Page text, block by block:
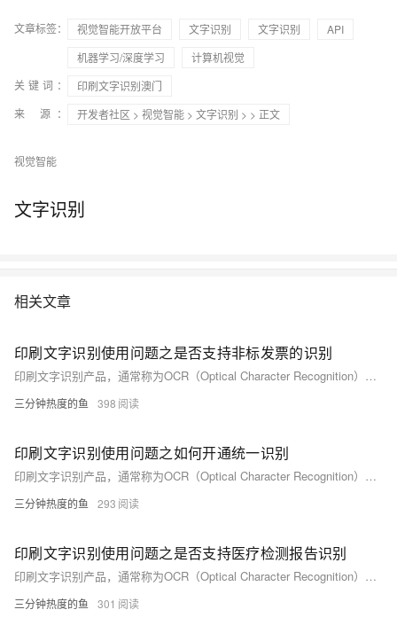
文章标签： 视觉智能开放平台 文字识别 文字识别
API
机器学习/深度学习
计算机视觉
关键词：
印刷文字识别澳门
来 源：
开发者社区 > 视觉智能 > 文字识别 > > 正文
视觉智能
文字识别
相关文章
印刷文字识别使用问题之是否支持非标发票的识别
印刷文字识别产品，通常称为OCR（Optical Character Recognition）技术，是一种将图像中的印刷或手写文字转换为机器编码文本的过程。这项技术广泛应用于多个行业和场景中，显著提升文档处理、信息提取和数据录入的效率。以下是印刷文字识别产品的一些典型使用合集。
三分钟热度的鱼 398
印刷文字识别使用问题之如何开通统一识别
印刷文字识别产品，通常称为OCR（Optical Character Recognition）技术，是一种将图像中的印刷或手写文字转换为机器编码文本的过程。这项技术广泛应用于多个行业和场景中，显著提升文档处理、信息提取和数据录入的效率。以下是印刷文字识别产品的一些典型使用合集。
三分钟热度的鱼 293
印刷文字识别使用问题之是否支持医疗检测报告识别
印刷文字识别产品，通常称为OCR（Optical Character Recognition）技术，是一种将图像中的印刷或手写文字转换为机器编码文本的过程。这项技术广泛应用于多个行业和场景中，显著提升文档处理、信息提取和数据录入的效率。以下是印刷文字识别产品的一些典型使用合集。
三分钟热度的鱼 301